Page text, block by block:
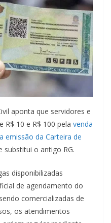
aponta que servidores e
R$ 10 e R$ 100 pela venda
emissão da Carteira de
substitui o antigo RG.
disponibilizadas
de agendamento do
comercializadas de
os atendimentos